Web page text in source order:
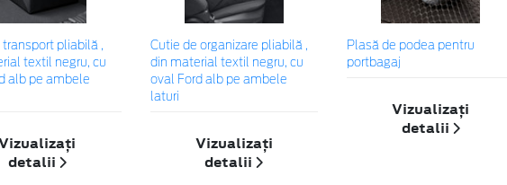
transport pliabilă ,
textil negru, cu
alb pe ambele
detalii
Cutie de organizare pliabilă ,
din material textil negru, cu
oval Ford alb pe ambele
laturi
Vizualizați
detalii
Plasă de podea pentru
portbagaj
Vizualizați
detalii